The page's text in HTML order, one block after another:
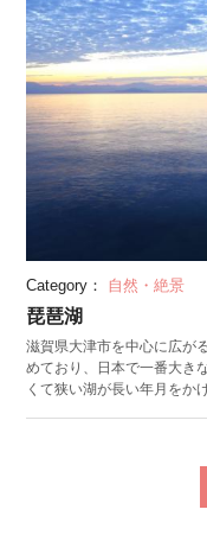
テンドグラスや吹きガラス
Category： 自然・絶景
琵琶湖
滋賀県大津市を中心に広が
めており、日本で一番大き
くて狭い湖が長い年月をか
囲の景観をサイクリングで